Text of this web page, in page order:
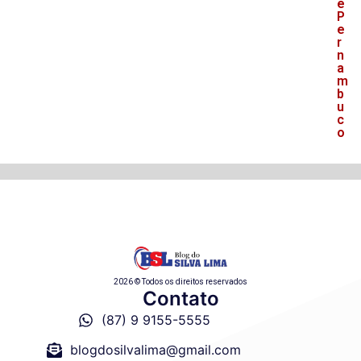
e
P
e
r
n
a
m
b
u
c
o
2026 © Todos os direitos reservados
Contato
(87) 9 9155-5555
blogdosilvalima@gmail.com